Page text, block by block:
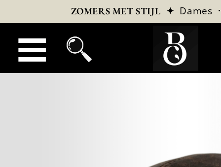
ZOMERS MET STIJL ✦ Dames